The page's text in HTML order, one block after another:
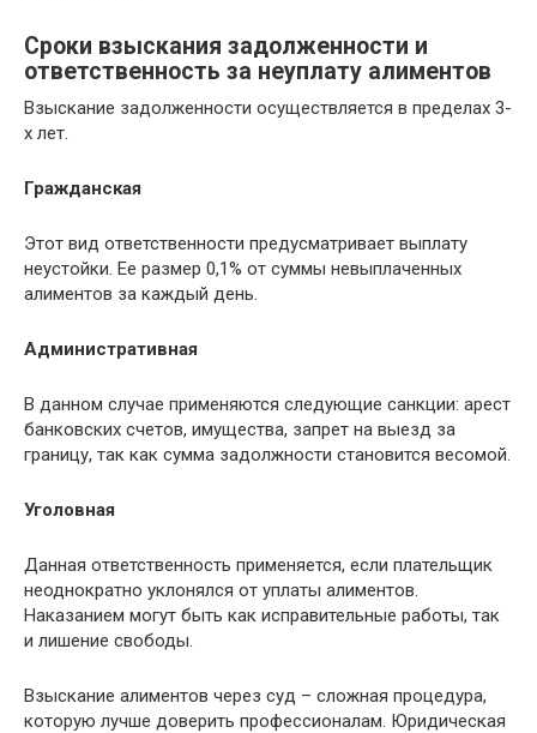
Сроки взыскания задолженности и
ответственность за неуплату алиментов
Взыскание задолженности осуществляется в пределах 3-
х лет.
Гражданская
Этот вид ответственности предусматривает выплату
неустойки. Ее размер 0,1% от суммы невыплаченных
алиментов за каждый день.
Административная
В данном случае применяются следующие санкции: арест
банковских счетов, имущества, запрет на выезд за
границу, так как сумма задолжности становится весомой.
Уголовная
Данная ответственность применяется, если плательщик
неоднократно уклонялся от уплаты алиментов.
Наказанием могут быть как исправительные работы, так
и лишение свободы.
Взыскание алиментов через суд – сложная процедура,
которую лучше доверить профессионалам. Юридическая